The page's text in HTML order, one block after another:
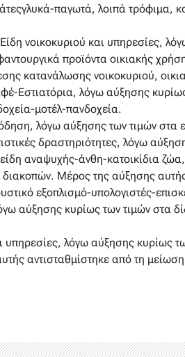
παγωτά, λοιπά τρόφιμα,
νοικοκυριού και υπηρεσίες,
προϊόντα οικιακής
κατανάλωσης νοικοκυριού,
Εστιατόρια, λόγω αύξησης
μοτέλ-πανδοχεία.
λόγω αύξησης των τιμών στα
δραστηριότητες, λόγω
αναψυχής-άνθη-κατοικίδια
Μέρος της αύξησης
εξοπλισμό-υπολογιστές-
αύξησης κυρίως των τιμών στα
λόγω αύξησης κυρίως
αντισταθμίστηκε από τη